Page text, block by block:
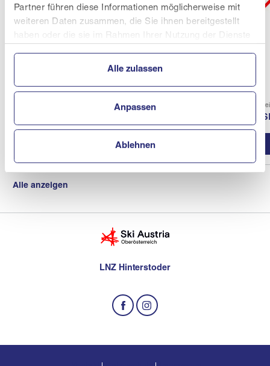
Partner führen diese Informationen möglicherweise mit
weiteren Daten zusammen, die Sie ihnen bereitgestellt
Alle zulassen
Anpassen
Ablehnen
Alle anzeigen
LNZ Hinterstoder